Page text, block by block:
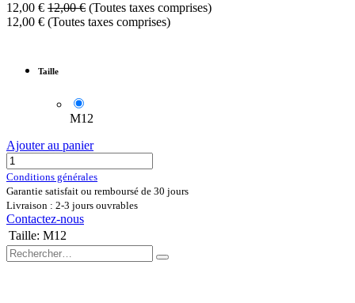
12,00 € 12,00€ (Toutes taxes comprises)
12,00 € (Toutes taxes comprises)
Taille
M12
Ajouter au panier
Conditions générales
Garantie satisfait ou remboursé de 30 jours
Livraison : 2-3 jours ouvrables
Contactez-nous
Taille: M12